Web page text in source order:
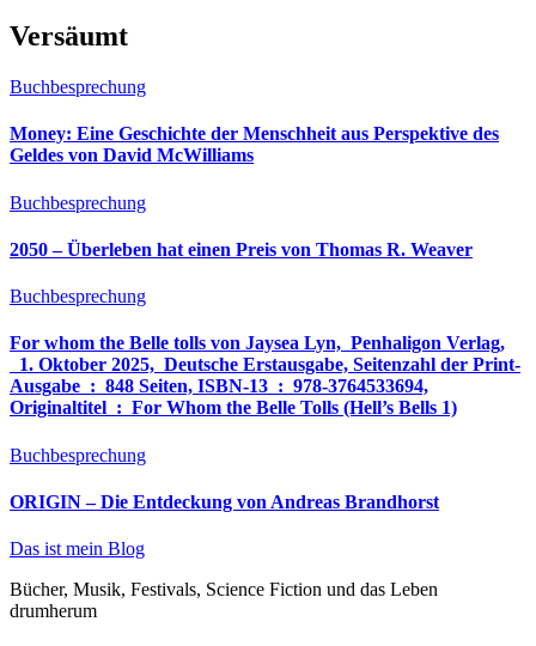
Versäumt
Buchbesprechung
Money: Eine Geschichte der Menschheit aus Perspektive des
Geldes von David McWilliams
Buchbesprechung
2050 – Überleben hat einen Preis von Thomas R. Weaver
Buchbesprechung
For whom the Belle tolls von Jaysea Lyn, ‎ Penhaligon Verlag,
‎ 1. Oktober 2025, ‎ Deutsche Erstausgabe, Seitenzahl der Print-
Ausgabe ‏ : ‎ 848 Seiten, ISBN-13 ‏ : ‎ 978-3764533694,
Originaltitel ‏ : ‎ For Whom the Belle Tolls (Hell’s Bells 1)
Buchbesprechung
ORIGIN – Die Entdeckung von Andreas Brandhorst
Das ist mein Blog
Bücher, Musik, Festivals, Science Fiction und das Leben
drumherum